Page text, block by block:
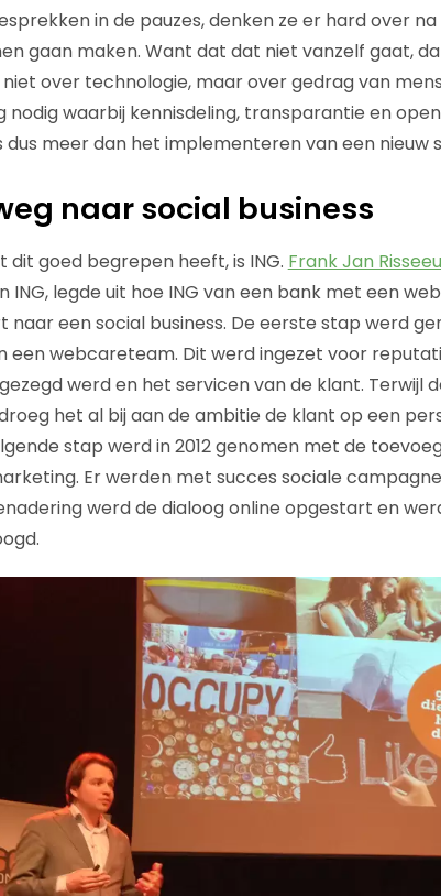
in de pauzes, denken ze er hard over
gaan maken. Want dat dat niet vanzelf gaat,
over technologie, maar over gedrag van
nodig waarbij kennisdeling, transparantie en
dus meer dan het implementeren van een nieuw
naar social business
dit goed begrepen heeft, is ING. Frank Jan
ING, legde uit hoe ING van een bank met een
een social business. De eerste stap werd
een webcareteam. Dit werd ingezet voor
werd en het servicen van de klant. Terwijl
het al bij aan de ambitie de klant op een
stap werd in 2012 genomen met de
Er werden met succes sociale
werd de dialoog online opgestart en